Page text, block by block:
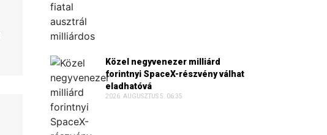
Közel negyvenezer milliárd
forintnyi SpaceX-részvény válhat
eladhatóvá
2026. AUGUSZTUS 5. 06:35